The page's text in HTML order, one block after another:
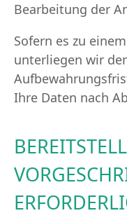
Bearbeitung der
Sofern es zu
unterliegen wir
Ihre Daten nach